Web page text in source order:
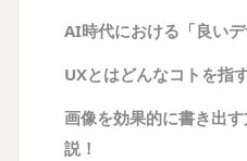
AI時代における「良い
UXとはどんなコトを指
画像を効果的に書き出
説！